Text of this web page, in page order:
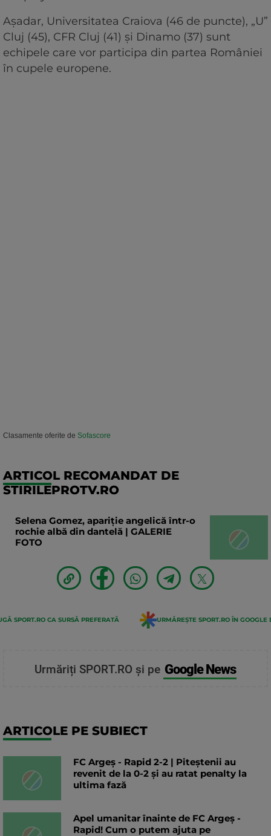
Așadar, Universitatea Craiova (46 de puncte), „U”
Cluj (45), CFR Cluj (41) și Dinamo (37) sunt
echipele care vor participa din partea României
în cupele europene.
Clasamente oferite de Sofascore
ARTICOL RECOMANDAT DE
STIRILEPROTV.RO
Selena Gomez, apariție angelică într-o
rochie albă din dantelă | GALERIE
FOTO
SPORT.RO CA SURSĂ PREFERATĂ URMĂREȘTE SPORT.RO ÎN GOOGLE
Urmăriți SPORT.RO și pe Google News
ARTICOLE PE SUBIECT
FC Argeș - Rapid 2-2 | Piteștenii au
revenit de la 0-2 și au ratat penalty la
ultima fază
Apel umanitar înainte de FC Argeș -
Rapid! Cum o putem ajuta pe